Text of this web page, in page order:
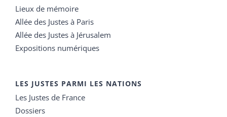
Lieux de mémoire
Allée des Justes à Paris
Allée des Justes à Jérusalem
Expositions numériques
LES JUSTES PARMI LES NATIONS
Les Justes de France
Dossiers